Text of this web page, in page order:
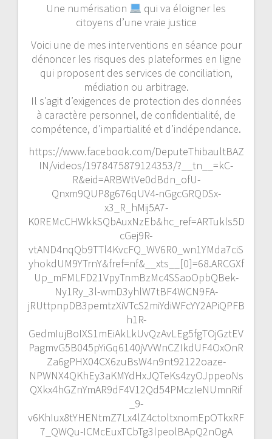
Une numérisation
qui va éloigner les
citoyens d’une vraie justice
Voici une de mes interventions en séance pour
dénoncer les risques des plateformes en ligne
qui proposent des services de conciliation,
médiation ou arbitrage.
Il s’agit d’exigences de protection des données
à caractère personnel, de confidentialité, de
compétence, d’impartialité et d’indépendance.
https://www.facebook.com/DeputeThibaultBAZ
IN/videos/1978475879124353/?__tn__=kC-
R&eid=ARBWtVe0dBdn_ofU-
Qnxm9QUP8g676qUV4-nGgcGRQDSx-
x3_R_hMij5A7-
K0REMcCHWkkSQbAuxNzEb&hc_ref=ARTukls5D
cGej9R-
vtAND4nqQb9TTl4KvcFQ_WV6R0_wn1YMda7ciS
yhokdUM9YTrnY&fref=nf&__xts__[0]=68.ARCGXf
Up_mFMLFD21VpyTnmBzMc4SSaoOpbQBek-
Ny1Ry_3l-wmD3yhlW7tBF4WCN9FA-
jRUttpnpDB3pemtzXiVTcS2miYdiWFcYY2APiQPFB
h1R-
GedmIujBoIXS1mEiAkLkUvQzAvLEg5fgTOjGztEV
PagmvG5B045pYiGq6140jVVWnCZIkdUF4OxOnR
Za6gPHX04CX6zuBsW4n9nt92122oaze-
NPWNX4QKhEy3aKMYdHxJQTeKs4zyOJppeoNs
QXkx4hGZnYmAR9dF4V12Qd54PMczIeNUmnRif
_9-
v6KhIux8tYHENtmZ7Lx4lZ4ctoltxnomEpOTkxRF
7_QWQu-ICMcEuxTCbTg3lpeolBApQ2nOgA